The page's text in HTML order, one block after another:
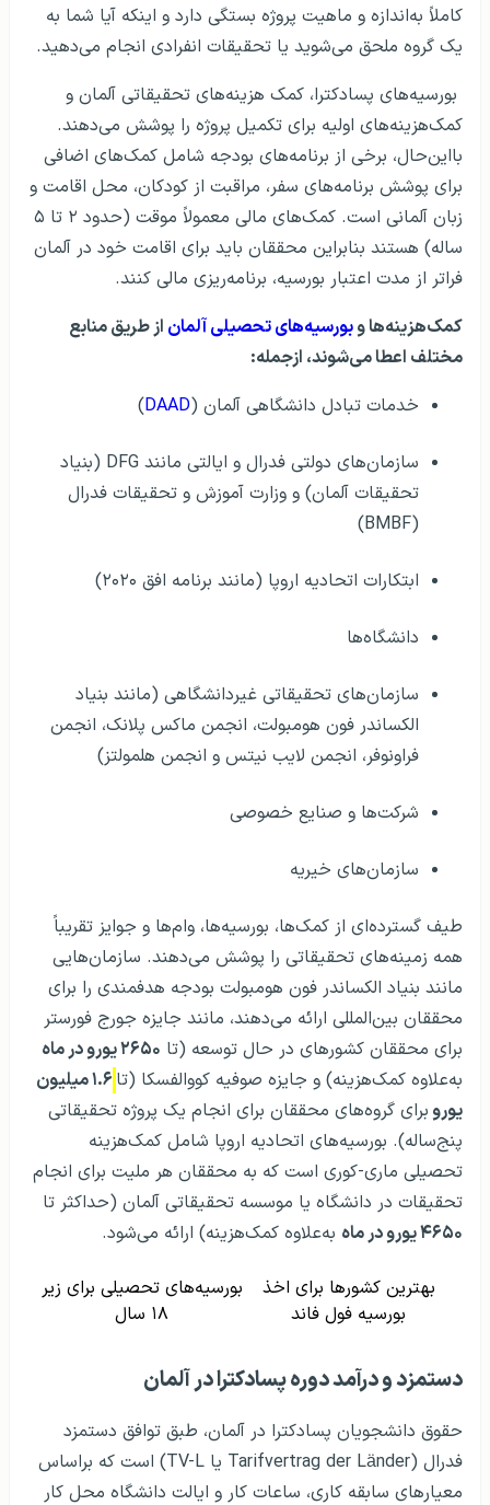
کاملاً به‌اندازه و ماهیت پروژه بستگی دارد و اینکه آیا شما به
یک گروه ملحق می‌شوید یا تحقیقات انفرادی انجام می‌دهید.
بورسیه‌های پسادکترا، کمک هزینه‌های تحقیقاتی آلمان و
کمک‌هزینه‌های اولیه برای تکمیل پروژه را پوشش می‌دهند.
بااین‌حال، برخی از برنامه‌های بودجه شامل کمک‌های اضافی
برای پوشش برنامه‌های سفر، مراقبت از کودکان، محل اقامت و
زبان آلمانی است. کمک‌های مالی معمولاً موقت (حدود ۲ تا ۵
ساله) هستند بنابراین محققان باید برای اقامت خود در آلمان
فراتر از مدت اعتبار بورسیه، برنامه‌ریزی مالی کنند.
کمک‌هزینه‌ها وبورسیه‌های تحصیلی آلمان از طریق منابع
مختلف اعطا می‌شوند، ازجمله:
خدمات تبادل دانشگاهی آلمان (DAAD
)
سازمان‌های دولتی فدرال و ایالتی مانند DFG (بنیاد
تحقیقات آلمان) و وزارت آموزش و تحقیقات فدرال
(BMBF)
ابتکارات اتحادیه اروپا (مانند برنامه افق ۲۰۲۰)
دانشگاه‌ها
سازمان‌های تحقیقاتی غیردانشگاهی (مانند بنیاد
الکساندر فون هومبولت، انجمن ماکس پلانک، انجمن
فراونوفر، انجمن لایب نیتس و انجمن هلمولتز)
شرکت‌ها و صنایع خصوصی
سازمان‌های خیریه
طیف گسترده‌ای از کمک‌ها، بورسیه‌ها، وام‌ها و جوایز تقریباً
همه زمینه‌های تحقیقاتی را پوشش می‌دهند. سازمان‌هایی
مانند بنیاد الکساندر فون هومبولت بودجه هدفمندی را برای
محققان بین‌المللی ارائه می‌دهند، مانند جایزه جورج فورستر
برای محققان کشورهای در حال توسعه (تا ۲۶۵۰ یورو در ماه
به‌علاوه کمک‌هزینه) و جایزه صوفیه کووالفسکا (تا
۱.۶ میلیون
یوروبرای گروه‌های محققان برای انجام یک پروژه تحقیقاتی
پنج‌ساله). بورسیه‌های اتحادیه اروپا شامل کمک‌هزینه
تحصیلی ماری-کوری است که به محققان هر ملیت برای انجام
تحقیقات در دانشگاه یا موسسه تحقیقاتی آلمان (حداکثر تا
۴۶۵۰ یورو در ماه
به‌علاوه کمک‌هزینه) ارائه می‌شود.
بهترین کشورها برای اخذ
بورسیه فول فاند
بورسیه‌های تحصیلی برای زیر
۱۸ سال
دستمزد و درآمد دوره پسادکترا در آلمان
حقوق دانشجویان پسادکترا در آلمان، طبق توافق دستمزد
فدرال (Tarifvertrag der Länder یا TV-L) است که براساس
معیارهای سابقه کاری، ساعات کار و ایالت دانشگاه محل کار